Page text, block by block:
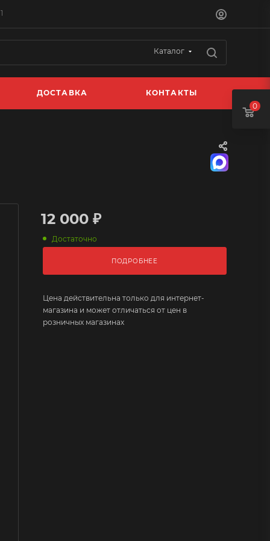
Каталог
ДОСТАВКА КОНТАКТЫ
12 000 ₽
Достаточно
ПОДРОБНЕЕ
Цена действительна только для интернет-
магазина и может отличаться от цен в
розничных магазинах
0